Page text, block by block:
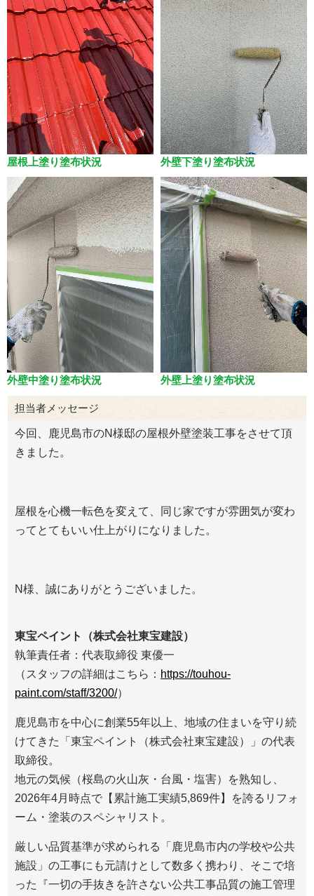
屋根上塗り塗布状況 外壁下塗り塗布状況
外壁中塗り塗布状況 外壁上塗り塗布状況
担当者メッセージ
今回、鹿児島市のN様邸の屋根外壁塗装工事をさせて頂
きました。
屋根を心機一転色を変えて、同じ家ですが雰囲気が変わ
ってとてもいい仕上がりになりました。
N様、誠にありがとうございました。
東宝ペイント（株式会社東宝建設）
執筆責任者：代表取締役 東優一
（スタッフの詳細はこちら： https://touhou-
paint.com/staff/3200/）
鹿児島市を中心に創業55年以上、地域の住まいを守り続
けてきた「東宝ペイント（株式会社東宝建設）」の代表
取締役。
地元の気候（桜島の火山灰・台風・塩害）を熟知し、
2026年4月時点で【累計施工実績5,869件】を誇るリフォ
ーム・塗装のスペシャリスト。
厳しい品質基準が求められる「鹿児島市内の学校や公共
施設」の工事にも元請けとして数多く携わり、そこで培
った『一切の手抜きを許さない公共工事品質の施工管理